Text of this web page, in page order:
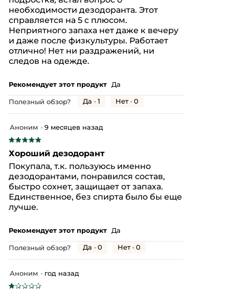
необходимости дезодоранта. Этот
справляется на 5 с плюсом.
Неприятного запаха нет даже к вечеру
и даже после физкультуры. Работает
отлично! Нет ни раздражений, ни
следов на одежде.
Рекомендует этот продукт Да
Полезный обзор? Да · 1 Нет · 0
★★★★★
★★★★★
5
звезд.
Аноним · 9 месяцев назад
Хороший дезодорант
Покупала, т.к. пользуюсь именно
дезодорантами, понравился состав,
быстро сохнет, защищает от запаха.
Единственное, без спирта было бы еще
лучше.
Рекомендует этот продукт Да
Полезный обзор? Да · 0 Нет · 0
★★★★★
★★★★★
Аноним · год назад